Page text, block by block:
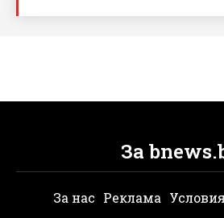
За
За нас Реклама